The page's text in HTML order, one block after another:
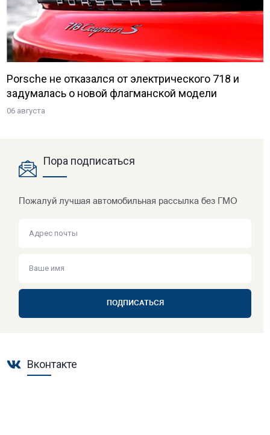
Porsche не отказался от электрического 718 и
задумалась о новой флагманской модели
06 августа
Пора подписаться
Пожалуй лучшая автомобильная рассылка без ГМО
ПОДПИСАТЬСЯ
Вконтакте